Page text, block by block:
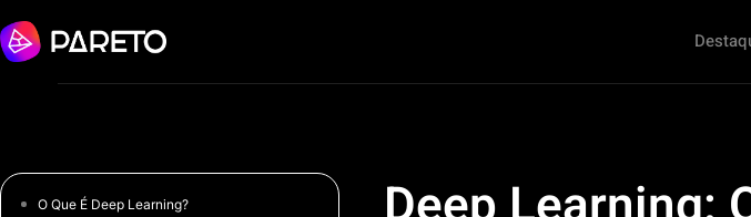
O Que É Deep Learning?